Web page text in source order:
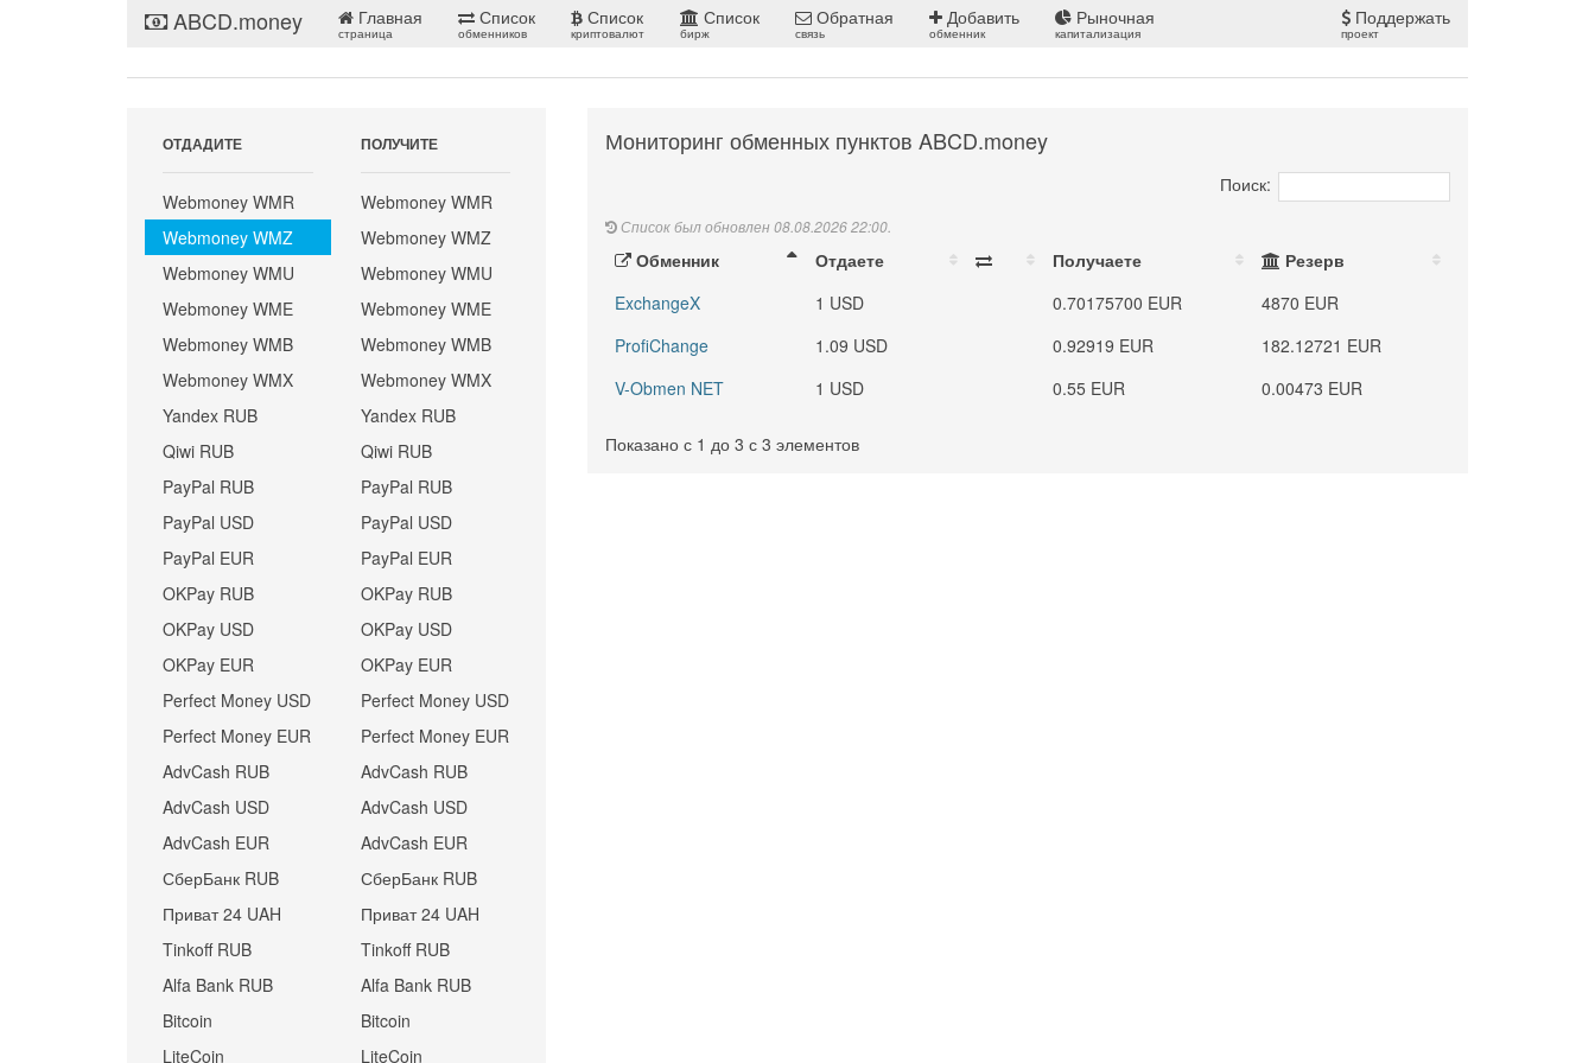
ABCD.money Главная
страница
Список
обменников
Список
криптовалют
Список
бирж
Обратная
связь
Добавить
обменник
Рыночная
капитализация
Поддержать
проект
ОТДАДИТЕ
Webmoney WMR
Webmoney WMZ
Webmoney WMU
Webmoney WME
Webmoney WMB
Webmoney WMX
Yandex RUB
Qiwi RUB
PayPal RUB
PayPal USD
PayPal EUR
OKPay RUB
OKPay USD
OKPay EUR
Perfect Money USD
Perfect Money EUR
AdvCash RUB
AdvCash USD
AdvCash EUR
СберБанк RUB
Приват 24 UAH
Tinkoff RUB
Alfa Bank RUB
Bitcoin
LiteCoin
ПОЛУЧИТЕ
Webmoney WMR
Webmoney WMZ
Webmoney WMU
Webmoney WME
Webmoney WMB
Webmoney WMX
Yandex RUB
Qiwi RUB
PayPal RUB
PayPal USD
PayPal EUR
OKPay RUB
OKPay USD
OKPay EUR
Perfect Money USD
Perfect Money EUR
AdvCash RUB
AdvCash USD
AdvCash EUR
СберБанк RUB
Приват 24 UAH
Tinkoff RUB
Alfa Bank RUB
Bitcoin
LiteCoin
Мониторинг обменных пунктов ABCD.money
Поиск:
Список был обновлен 08.08.2026 22:00.
Обменник Отдаете Получаете
Резерв
ExchangeX
1 USD 0.70175700 EUR
4870 EUR
ProfiChange
1.09 USD 0.92919 EUR
182.12721 EUR
V-Obmen NET
1 USD 0.55 EUR 0.00473 EUR
Показано с 1 до 3 с 3 элементов